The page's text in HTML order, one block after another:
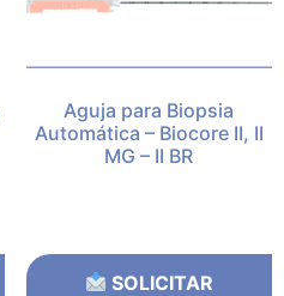
Aguja para Biopsia
Automática – Biocore II, II
MG – II BR
SOLICITAR